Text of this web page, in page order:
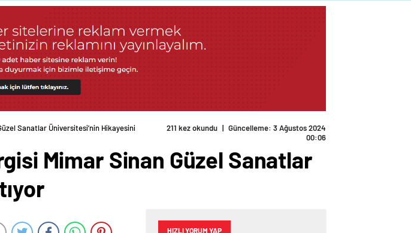
Sanatlar Üniversitesi’nin Hikayesini
211 kez okundu | Güncelleme: 3 Ağustos 2024
00:06
Mimar Sinan Güzel Sanatlar
HIZLI YORUM YAP